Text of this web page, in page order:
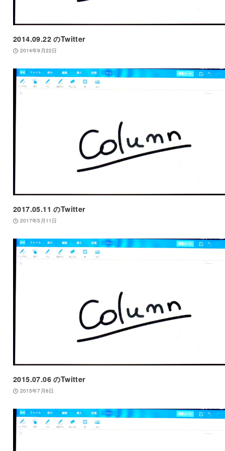
2014.09.22 のTwitter
2014年9月22日
2017.05.11 のTwitter
2017年5月11日
2015.07.06 のTwitter
2015年7月6日